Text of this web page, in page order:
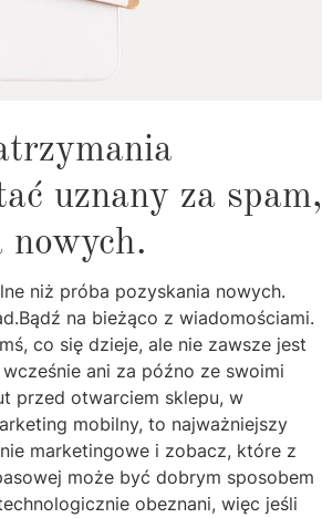
uznany za spam,
nowych.
niż próba pozyskania nowych.
na bieżąco z wiadomościami.
co się dzieje, ale nie zawsze jest
ani za późno ze swoimi
przed otwarciem sklepu, w
mobilny, to najważniejszy
marketingowe i zobacz, które z
może być dobrym sposobem
obeznani, więc jeśli